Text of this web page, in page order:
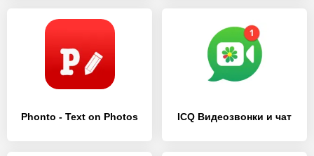
Phonto - Text on Photos ICQ Видеозвонки и чат